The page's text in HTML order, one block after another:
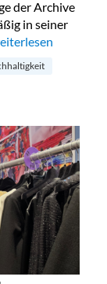
der Archive
in seiner
Berlin begibt